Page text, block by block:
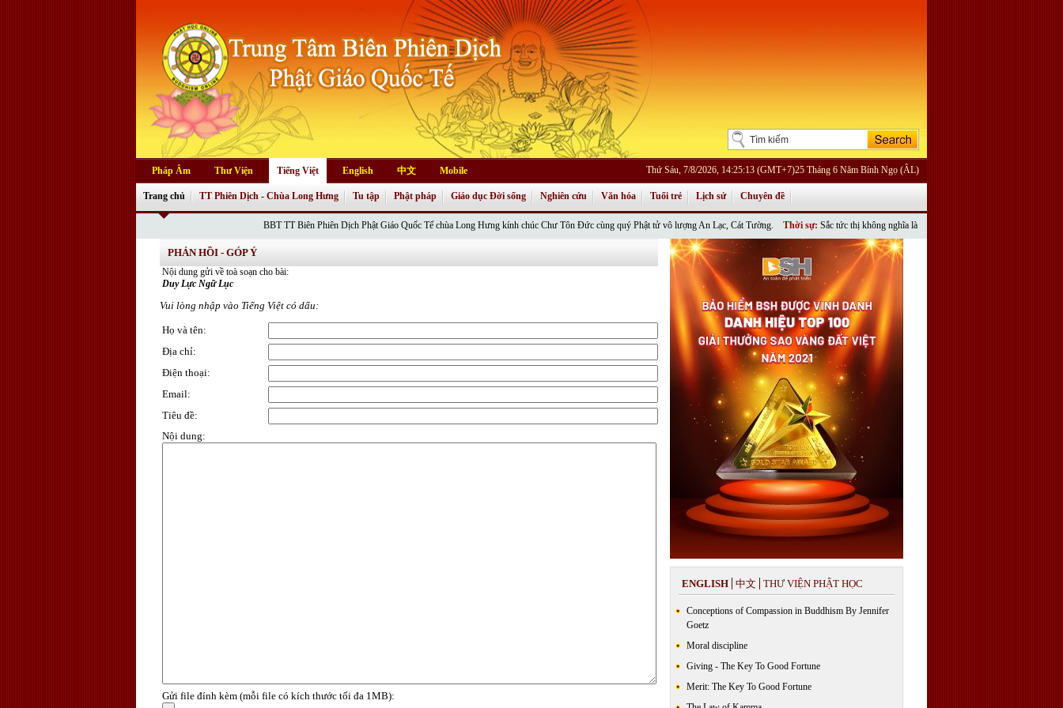
Pháp Âm Thư Viện Tiếng Việt English 中文 Mobile Thứ Sáu, 7/8/2026, 14:25:13 (GMT+7)25 Tháng 6 Năm Bính Ngọ (ÂL)
Trang chủ
BBT TT Biên Phiên Dịch Phật Giáo Quốc Tế chùa Long Hưng kính chúc Chư Tôn Đức cùng quý Phật tử vô lượng An Lạc, Cát Tường.Thời sự: Sắc tức thị không nghĩa là gì?»Thông điệp “Tỏa Ngát Hương Đàm” của
TT Phiên Dịch - Chùa Long Hưng Tu tập Phật pháp Giáo dục Đời sống Nghiên cứu Văn hóa Tuổi trẻ Lịch sử Chuyên đề
PHẢN HỒI - GÓP Ý
Nội dung gửi về toà soạn cho bài:
Duy Lực Ngữ Lục
Vui lòng nhập vào Tiếng Việt có dấu:
Họ và tên:
Địa chỉ:
Điện thoại:
Email:
Tiêu đề:
Nội dung:
Gửi file đính kèm (mỗi file có kích thước tối đa 1MB):
ENGLISH 中文 THƯ VIỆN PHẬT HỌC
Conceptions of Compassion in Buddhism By Jennifer
Goetz
Moral discipline
Giving - The Key To Good Fortune
Merit: The Key To Good Fortune